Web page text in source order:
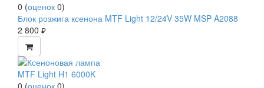
0 (оценок 0)
Блок розжига ксенона MTF Light 12/24V 35W MSP A2088
2 800 руб.
0 (оценок 0)